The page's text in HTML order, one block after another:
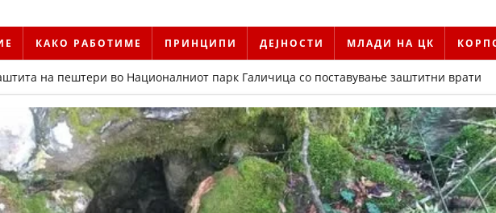
КАКО РАБОТИМЕ ПРИНЦИПИ ДЕЈНОСТИ МЛАДИ НА ЦК
ИСТОРИЈАТ НА ЦКРМ
на пештери во Националниот парк Галичица со поставување заштитни врати